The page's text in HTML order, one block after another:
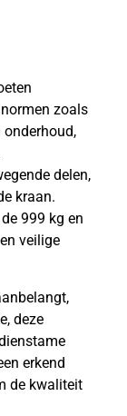
zoals
onderhoud,
delen,
kraan.
999 kg en
veilige
deze
erkend
de kwaliteit